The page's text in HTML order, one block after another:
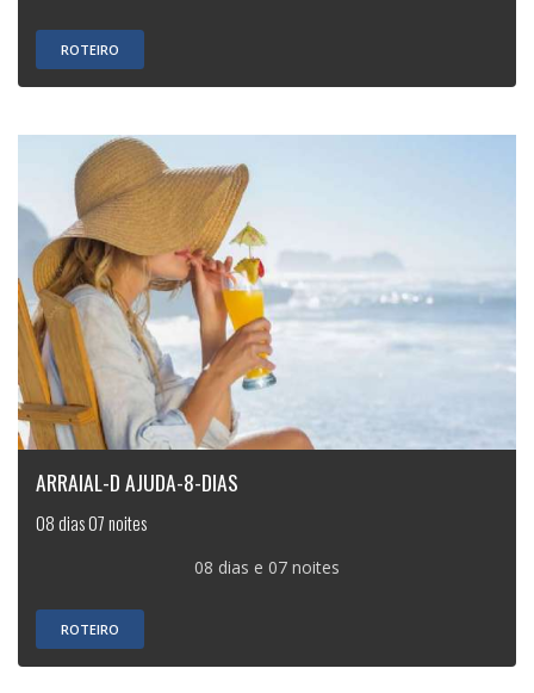
ROTEIRO
ARRAIAL-D AJUDA-8-DIAS
08 dias 07 noites
08 dias e 07 noites
ROTEIRO